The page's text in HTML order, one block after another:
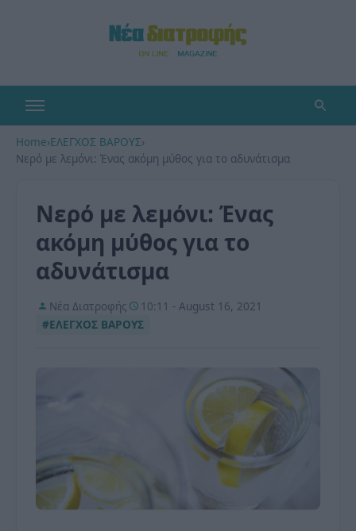
Home›ΕΛΕΓΧΟΣ ΒΑΡΟΥΣ›
Νερό με λεμόνι: Ένας ακόμη μύθος για το αδυνάτισμα
Νερό με λεμόνι: Ένας
ακόμη μύθος για το
αδυνάτισμα
Νέα Διατροφής
10:11 - August 16, 2021
#ΕΛΕΓΧΟΣ ΒΑΡΟΥΣ